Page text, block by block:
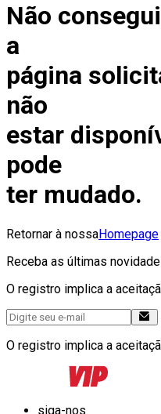
Não
a
página
não
estar
pode
ter mudado.
Retornar à nossaHomepage
Receba as últimas
O registro implica a
O registro implica a
siga-nos